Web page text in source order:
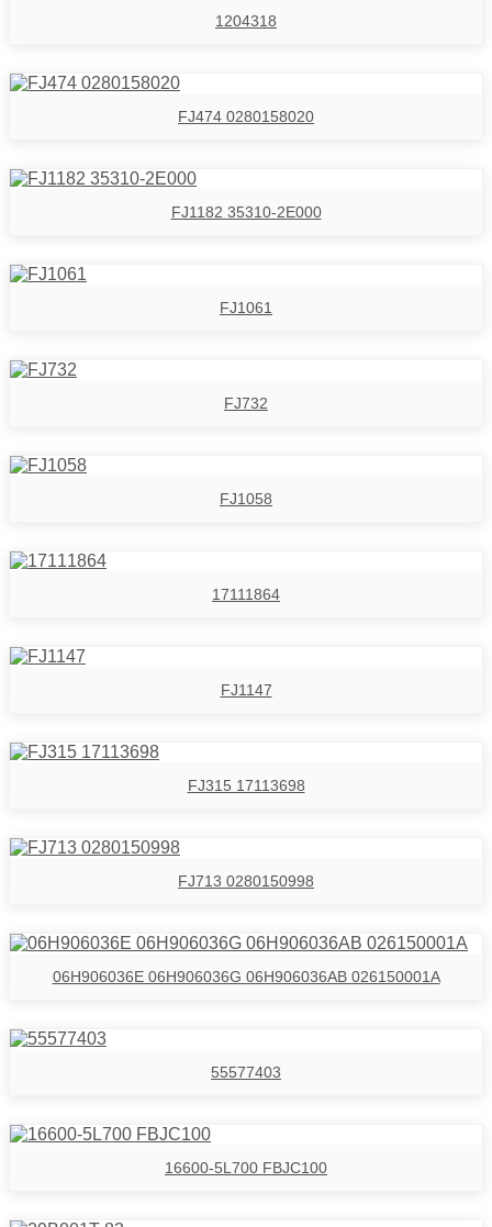
1204318
FJ474 0280158020
FJ1182 35310-2E000
FJ1061
FJ732
FJ1058
17111864
FJ1147
FJ315 17113698
FJ713 0280150998
06H906036E 06H906036G 06H906036AB 026150001A
55577403
16600-5L700 FBJC100